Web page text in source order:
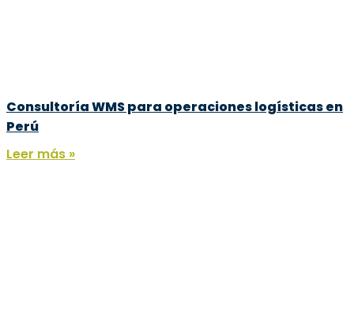
Consultoría WMS para operaciones logísticas en
Perú
Leer más »